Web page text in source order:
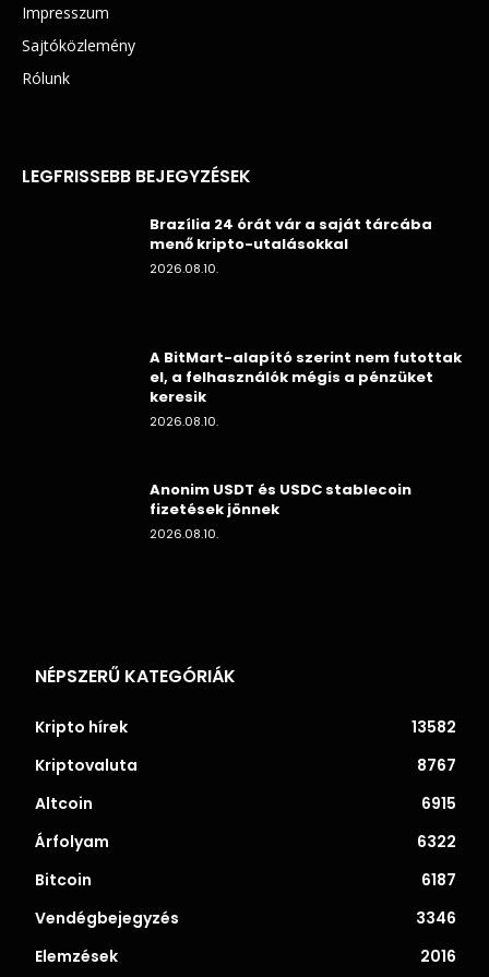
Impresszum
Sajtóközlemény
Rólunk
LEGFRISSEBB BEJEGYZÉSEK
Brazília 24 órát vár a saját tárcába
menő kripto-utalásokkal
2026.08.10.
A BitMart-alapító szerint nem futottak
el, a felhasználók mégis a pénzüket
keresik
2026.08.10.
Anonim USDT és USDC stablecoin
fizetések jönnek
2026.08.10.
NÉPSZERŰ KATEGÓRIÁK
Kripto hírek
13582
Kriptovaluta
8767
Altcoin
6915
Árfolyam
6322
Bitcoin
6187
Vendégbejegyzés
3346
Elemzések
2016